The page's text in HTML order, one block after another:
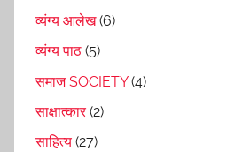
व्यंग्य आलेख(6)
व्यंग्य पाठ (5)
समाज SOCIETY(4)
साक्षात्कार(2)
साहित्य (27)